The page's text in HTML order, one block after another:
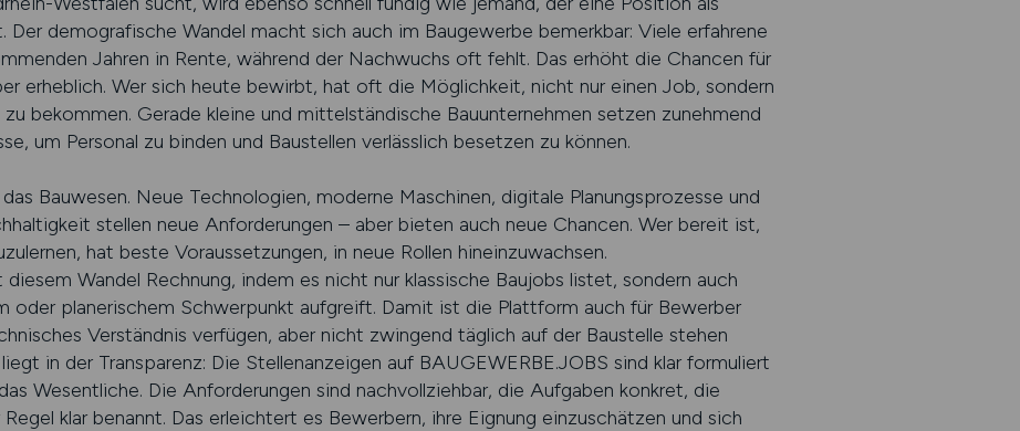
Der demografische Wandel macht sich auch im Baugewerbe bemerkbar: Viele erfahrene
Jahren in Rente, während der Nachwuchs oft fehlt. Das erhöht die Chancen für
erheblich. Wer sich heute bewirbt, hat oft die Möglichkeit, nicht nur einen Job, sondern
bekommen. Gerade kleine und mittelständische Bauunternehmen setzen zunehmend
um Personal zu binden und Baustellen verlässlich besetzen zu können.
Bauwesen. Neue Technologien, moderne Maschinen, digitale Planungsprozesse und
stellen neue Anforderungen – aber bieten auch neue Chancen. Wer bereit ist,
hat beste Voraussetzungen, in neue Rollen hineinzuwachsen.
Wandel Rechnung, indem es nicht nur klassische Baujobs listet, sondern auch
oder planerischem Schwerpunkt aufgreift. Damit ist die Plattform auch für Bewerber
Verständnis verfügen, aber nicht zwingend täglich auf der Baustelle stehen
in der Transparenz: Die Stellenanzeigen auf BAUGEWERBE.JOBS sind klar formuliert
Wesentliche. Die Anforderungen sind nachvollziehbar, die Aufgaben konkret, die
klar benannt. Das erleichtert es Bewerbern, ihre Eignung einzuschätzen und sich